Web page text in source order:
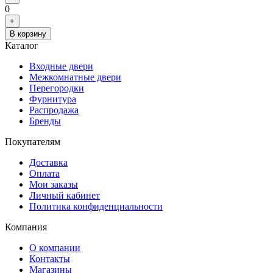
0
+
В корзину
Каталог
Входные двери
Межкомнатные двери
Перегородки
Фурнитура
Распродажа
Бренды
Покупателям
Доставка
Оплата
Мои заказы
Личный кабинет
Политика конфиденциальности
Компания
О компании
Контакты
Магазины